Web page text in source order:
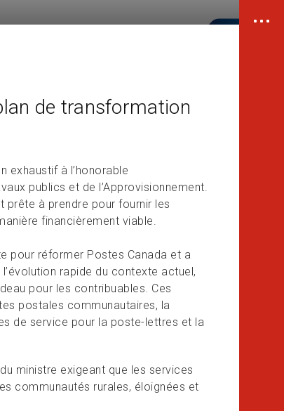
de transformation
exhaustif à l’honorable
publics et de l’Approvisionnement.
prête à prendre pour fournir les
financièrement viable.
pour réformer Postes Canada et a
rapide du contexte actuel,
pour les contribuables. Ces
postales communautaires, la
de service pour la poste-lettres et la
ministre exigeant que les services
communautés rurales, éloignées et